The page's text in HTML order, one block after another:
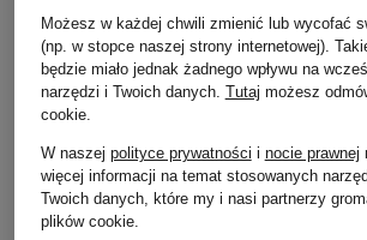
+ rabat promocyjny
UNDER ARMOUR
Rajstopy UA
MERIDIAN
219 zł
Najniższa cena:186,15 zł
+ rabat promocyjny
icebreaker
25'' z wełny merino
385 zł
Możesz w każdej chwili zmienić lub wycofać
(np. w stopce naszej strony internetowej).
będzie miało jednak żadnego wpływu na
narzędzi i Twoich danych. Tutaj możesz
cookie.
W naszej polityce prywatności i nocie prawnej
więcej informacji na temat stosowanych
Twoich danych, które my i nasi partnerzy
plików cookie.